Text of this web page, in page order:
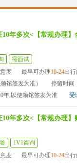
年多次<【常规办理
需面试
度 最早可办理10-24出
馆签发为准）
停留时间
年,以使领馆签发为准
受
年多次<【常规办理
1V1咨询
度 最早可办理10-24出